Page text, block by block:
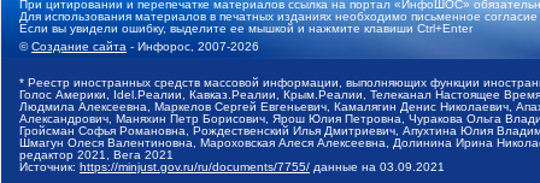
При цитировании и перепечатке материалов ссылка на портал «ИнфоШОС»
Для использования материалов в печатных изданиях необходимо письменное
Если вы увидели ошибку, выделите ее мышкой и нажмите клавиши Ctrl+Enter
©Создание сайта - Инфорос, 2007-2026
* Реестр иностранных средств массовой информации, выполняющих функции
Голос Америки, Idel.Реалии, Кавказ.Реалии, Крым.Реалии, Телеканал Настоящее
Людмила Алексеевна, Маркелов Сергей Евгеньевич, Камалягин Денис Николаевич,
Александрович, Маняхин Петр Борисович, Ярош Юлия Петровна, Чуракова Ольга
Гройсман Софья Романовна, Рождественский Илья Дмитриевич, Апухтина Юлия
Шмагун Олеся Валентиновна, Мароховская Алеся Алексеевна, Долинина Ирина
редактор 2021, Вега 2021
Источник: https://minjust.gov.ru/ru/documents/7755/ данные на 03.09.2021